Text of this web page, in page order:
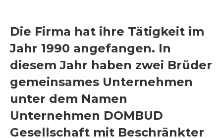
Die Firma hat ihre Tätigkeit im
Jahr 1990 angefangen. In
diesem Jahr haben zwei Brüder
gemeinsames Unternehmen
unter dem Namen
Unternehmen DOMBUD
Gesellschaft mit Beschränkter